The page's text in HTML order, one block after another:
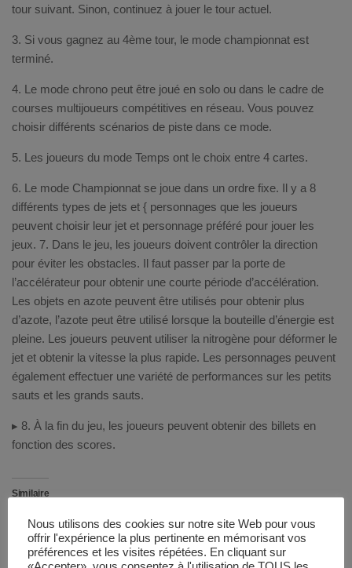
tour suivant. Sinon, continuez à jouer le tour actuel.
3. Si vous gagnez au 4ème tour, le mode championnat est
terminé.
4. Le mode chrono peut être joué en solo ou dans le cadre de
courses multijoueurs compétitives en réseau. Vous pouvez
choisir différents scénarios de piste dans ce mode.
5. Les joueurs du mode Temps ont le choix entre 4 cartes.
6. Le mode Championnat se joue dans un ordre fixe. Il y a 8
différents types de jets et { personnages que les joueurs
peuvent choisir leur jet et personnage préféré pour jouer les
jeux. 7. Dans le jeu, les joueurs doivent contrôler la direction
pour éviter les obstacles. Il faut passer par la porte de
l’accélérateur pour obtenir une courte période d’accélération.
Les objets en azote peuvent être utilisés pour obtenir plus
d’azote, l’azote peut être utilisé lorsque la bouteille d’énergie est
pleine. Les joueurs peuvent utiliser la nitrogène pour déformer le
jet et obtenir la vitesse la plus rapide. Les personnages peuvent
également effectuer une variété de performances sur les petits
sauts et les grands sauts.
▸ 8. À la fin du jeu, les joueurs peuvent obtenir des billets en
fonction des scores.
Similaire
Nous utilisons des cookies sur notre site Web pour vous
offrir l'expérience la plus pertinente en mémorisant vos
préférences et les visites répétées. En cliquant sur